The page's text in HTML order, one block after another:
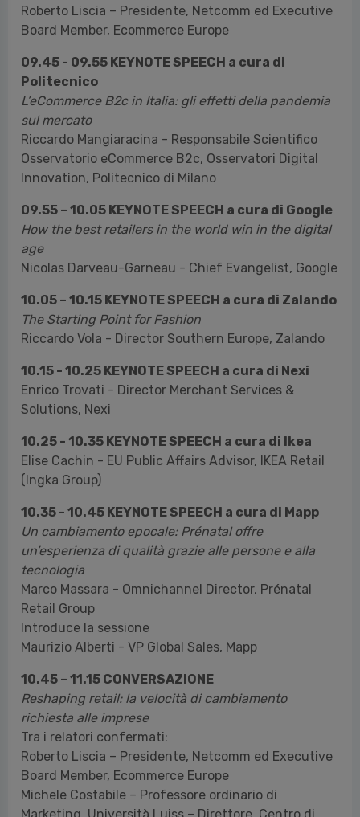
Roberto Liscia – Presidente, Netcomm ed Executive
Board Member, Ecommerce Europe
09.45 - 09.55 KEYNOTE SPEECH a cura di
Politecnico
L’eCommerce B2c in Italia: gli effetti della pandemia
sul mercato
Riccardo Mangiaracina - Responsabile Scientifico
Osservatorio eCommerce B2c, Osservatori Digital
Innovation, Politecnico di Milano
09.55 – 10.05 KEYNOTE SPEECH a cura di Google
How the best retailers in the world win in the digital
age
Nicolas Darveau-Garneau - Chief Evangelist, Google
10.05 – 10.15 KEYNOTE SPEECH a cura di Zalando
The Starting Point for Fashion
Riccardo Vola - Director Southern Europe, Zalando
10.15 - 10.25 KEYNOTE SPEECH a cura di Nexi
Enrico Trovati - Director Merchant Services &
Solutions, Nexi
10.25 - 10.35 KEYNOTE SPEECH a cura di Ikea
Elise Cachin - EU Public Affairs Advisor, IKEA Retail
(Ingka Group)
10.35 - 10.45 KEYNOTE SPEECH a cura di Mapp
Un cambiamento epocale: Prénatal offre
un’esperienza di qualità grazie alle persone e alla
tecnologia
Marco Massara - Omnichannel Director, Prénatal
Retail Group
Introduce la sessione
Maurizio Alberti - VP Global Sales, Mapp
10.45 – 11.15 CONVERSAZIONE
Reshaping retail: la velocità di cambiamento
richiesta alle imprese
Tra i relatori confermati:
Roberto Liscia – Presidente, Netcomm ed Executive
Board Member, Ecommerce Europe
Michele Costabile – Professore ordinario di
Marketing, Università Luiss – Direttore, Centro di